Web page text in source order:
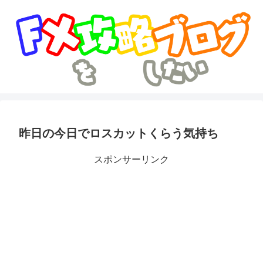
昨日の今日でロスカットくらう気持ち
スポンサーリンク